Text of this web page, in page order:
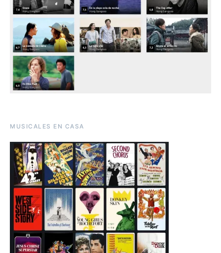
MUSICALES EN CASA